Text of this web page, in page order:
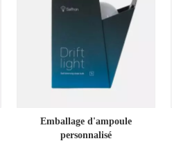
Emballage d'ampoule
personnalisé